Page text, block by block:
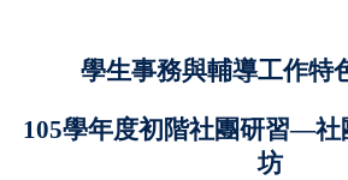
學生事務與輔導工作特
105學年度初階社團研習—社
坊